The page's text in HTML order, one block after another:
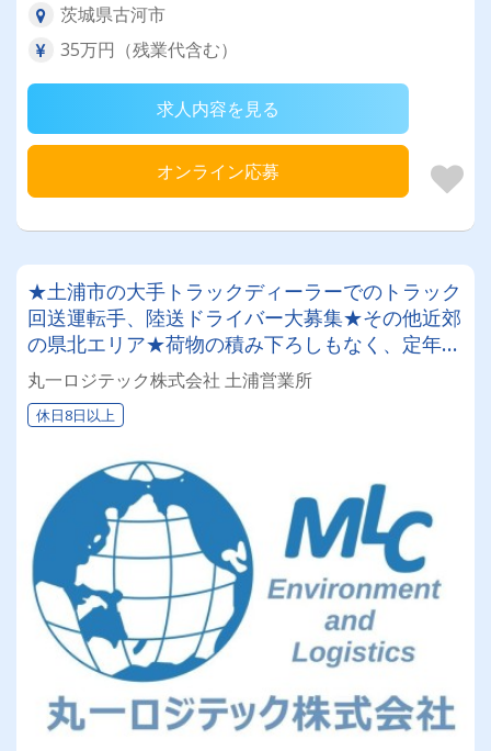
茨城県古河市
35万円（残業代含む）
求人内容を見る
オンライン応募
★土浦市の大手トラックディーラーでのトラック
回送運転手、陸送ドライバー大募集★その他近郊
の県北エリア★荷物の積み下ろしもなく、定年後
も体に負担なく働けます★日勤業務のみで土日祝
日休みの年間１２０日以上！プライベート充実♪
丸一ロジテック株式会社 土浦営業所
休日8日以上